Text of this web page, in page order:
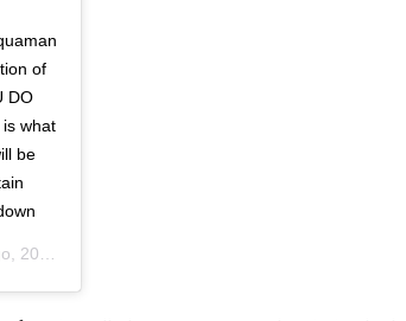
of
DO
what
be
las 6:39 PDT